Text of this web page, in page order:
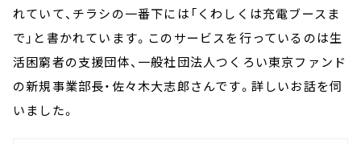
れていて、チラシの一番下には「くわしくは充電ブースま
で」と書かれています。このサービスを行っているのは生
活困窮者の支援団体、一般社団法人つくろい東京ファンド
の新規事業部長・佐々木大志郎さんです。詳しいお話を伺
いました。